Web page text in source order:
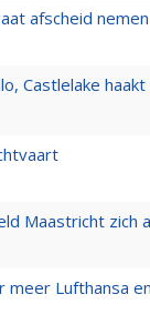
afscheid
Castlelake haakt
Maastricht zich
Lufthansa